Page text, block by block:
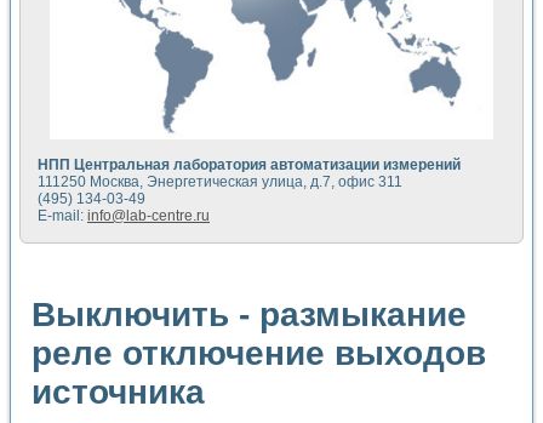
Автоматизированная установка по измерению временных
Автоматизированный лабораторный комплекс на базе
Визуализация моделирования и оптимизации тепловой
Виртуальный прибор для исследования функциональных
Исследование возможности создания экономичного
Исследование кинетики движения макрочастиц в
Метод прогнозирования свойств дисперсных продуктов
Недорогая система управления сверхпроводящим
Применение технологий NI в курсе экспериментальной
Расчет переноса аэрозоля и выпадения осадка в
Применение NI VISION для геометрического анализа в
Система температурной стабилизации
Управление движением с помощью программно -
Определение параметров всплывающих газовых
Система управления асинхронным тиристорным
НПП Центральная лаборатория автоматизации измерений
111250 Москва, Энергетическая улица, д.7, офис 311
(495) 134-03-49
E-mail: info@lab-centre.ru
Выключить - размыкание
реле отключение выходов
источника